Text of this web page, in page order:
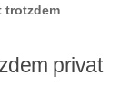
trotzdem
privat